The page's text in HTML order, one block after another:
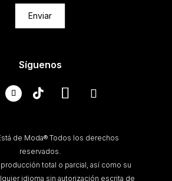
Enviar
Síguenos
de Moda® Todos los derechos
reservados.
total o parcial, así como su
idioma sin autorización escrita de